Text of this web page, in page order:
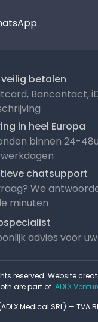
veilig betalen
Bancontact,
in heel Europa
binnen 24-
chatsupport
We
minuten
advies voor
reserved. Website
are part of ADLX
Medical SRL) — TVA